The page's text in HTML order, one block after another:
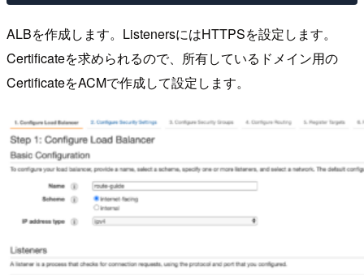
ALBを作成します。ListenersにはHTTPSを設定します。
Certificateを求められるので、所有しているドメイン用の
CertificateをACMで作成して設定します。